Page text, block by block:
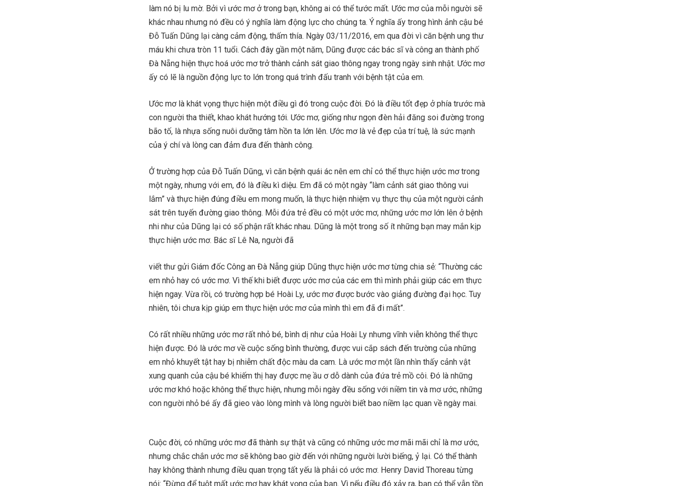
làm nó bị lu mờ. Bởi vì ước mơ ở trong bạn, không ai có thể tước mất. Ước mơ của mỗi người sẽ
khác nhau nhưng nó đều có ý nghĩa làm động lực cho chúng ta. Ý nghĩa ấy trong hình ảnh cậu bé
Đỗ Tuấn Dũng lại càng cảm động, thấm thía. Ngày 03/11/2016, em qua đời vì căn bệnh ung thư
máu khi chưa tròn 11 tuổi. Cách đây gần một năm, Dũng được các bác sĩ và công an thành phố
Đà Nẵng hiện thực hoá ước mơ trở thành cảnh sát giao thông ngay trong ngày sinh nhật. Ước mơ
ấy có lẽ là nguồn động lực to lớn trong quá trình đấu tranh với bệnh tật của em.
Ước mơ là khát vọng thực hiện một điều gì đó trong cuộc đời. Đó là điều tốt đẹp ở phía trước mà
con người tha thiết, khao khát hướng tới. Ước mơ, giống như ngọn đèn hải đăng soi đường trong
bão tố, là nhựa sống nuôi dưỡng tâm hồn ta lớn lên. Ước mơ là vẻ đẹp của trí tuệ, là sức mạnh
của ý chí và lòng can đảm đưa đến thành công.
Ở trường hợp của Đỗ Tuấn Dũng, vì căn bệnh quái ác nên em chỉ có thể thực hiện ước mơ trong
một ngày, nhưng với em, đó là điều kì diệu. Em đã có một ngày “làm cảnh sát giao thông vui
lắm” và thực hiện đúng điều em mong muốn, là thực hiện nhiệm vụ thực thụ của một người cảnh
sát trên tuyến đường giao thông. Mỗi đứa trẻ đều có một ước mơ, những ước mơ lớn lên ở bệnh
nhi như của Dũng lại có số phận rất khác nhau. Dũng là một trong số ít những bạn may mắn kịp
thực hiện ước mơ. Bác sĩ Lê Na, người đã
viết thư gửi Giám đốc Công an Đà Nẵng giúp Dũng thực hiện ước mơ từng chia sẻ: “Thường các
em nhỏ hay có ước mơ. Vì thế khi biết được ước mơ của các em thì mình phải giúp các em thực
hiện ngay. Vừa rồi, có trường hợp bé Hoài Ly, ước mơ được bước vào giảng đường đại học. Tuy
nhiên, tôi chưa kịp giúp em thực hiện ước mơ của mình thì em đã đi mất”.
Có rất nhiều những ước mơ rất nhỏ bé, bình dị như của Hoài Ly nhưng vĩnh viễn không thể thực
hiện được. Đó là ước mơ về cuộc sống bình thường, được vui cắp sách đến trường của những
em nhỏ khuyết tật hay bị nhiễm chất độc màu da cam. Là ước mơ một lần nhìn thấy cảnh vật
xung quanh của cậu bé khiếm thị hay được mẹ ầu ơ dỗ dành của đứa trẻ mồ côi. Đó là những
ước mơ khó hoặc không thể thực hiện, nhưng mỗi ngày đều sống với niềm tin và mơ ước, những
con người nhỏ bé ấy đã gieo vào lòng mình và lòng người biết bao niềm lạc quan về ngày mai.
Cuộc đời, có những ước mơ đã thành sự thật và cũng có những ước mơ mãi mãi chỉ là mơ ước,
nhưng chắc chắn ước mơ sẽ không bao giờ đến với những người lười biếng, ỷ lại. Có thể thành
hay không thành nhưng điều quan trọng tất yếu là phải có ước mơ. Henry David Thoreau từng
nói: “Đừng để tuột mất ước mơ hay khát vọng của bạn. Vì nếu điều đó xảy ra, bạn có thể vẫn tồn